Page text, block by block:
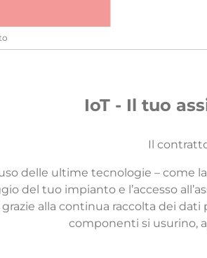
IoT - Il tuo
Il
delle ultime tecnologie – come
del tuo impianto e l’accesso
alla continua raccolta dei
componenti si usurino,